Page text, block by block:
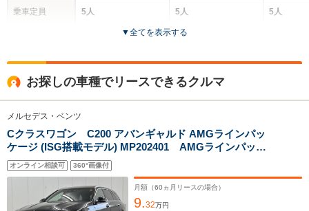
乗車定員
サイズ
5人
全高
1.46m～1.48m
全幅
1.84m
全長
5人
5ドア
1.47m～1.48m
全幅
1.88m
全長
5人
▼全てを表示する
お探しの車種でリースできるクルマ
メルセデス・ベンツ
Cクラスワゴン C200 アバンギャルド AMGラインパッ
ケージ (ISG搭載モデル) MP202401 AMGラインパッケ
ージ/360度カメラ/AGILITY CONTROLサスペンション/レ
ザーエクスクルーシブパッケージ/パノラミックスライデ
ィングルーフ/運転席・助手席シートヒータ機能付き/純正
ドライブレコーダー
オンライン相談可 360°画像付
月額（60 ヵ月リースの場合）
9.32万円